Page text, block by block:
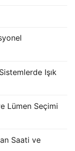
Işık
Lümen Seçimi
Saati ve